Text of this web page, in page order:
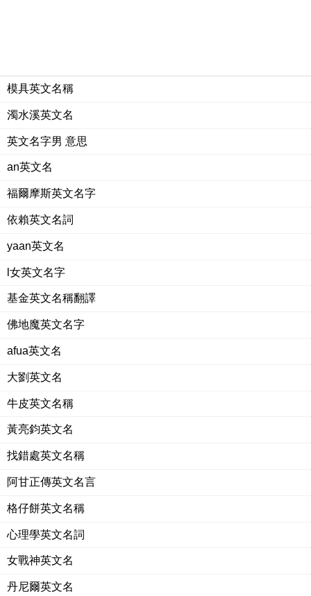
模具英文名稱
濁水溪英文名
英文名字男 意思
an英文名
福爾摩斯英文名字
依賴英文名詞
yaan英文名
l女英文名字
基金英文名稱翻譯
佛地魔英文名字
afua英文名
大劉英文名
牛皮英文名稱
黃亮鈞英文名
找錯處英文名稱
阿甘正傳英文名言
格仔餅英文名稱
心理學英文名詞
女戰神英文名
丹尼爾英文名